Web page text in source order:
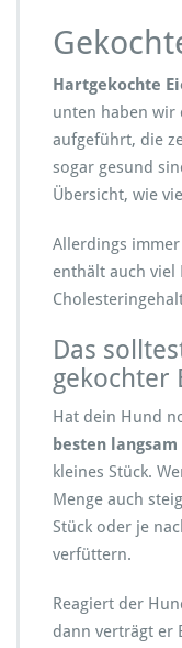
Hartgekochte
unten haben wir
aufgeführt, die
sogar gesund
Übersicht, wie
Allerdings
enthält auch viel
Das
gekochter
Hat dein Hund
besten langsam
kleines Stück.
Menge auch
Stück oder je
verfüttern.
Reagiert der
dann verträgt er